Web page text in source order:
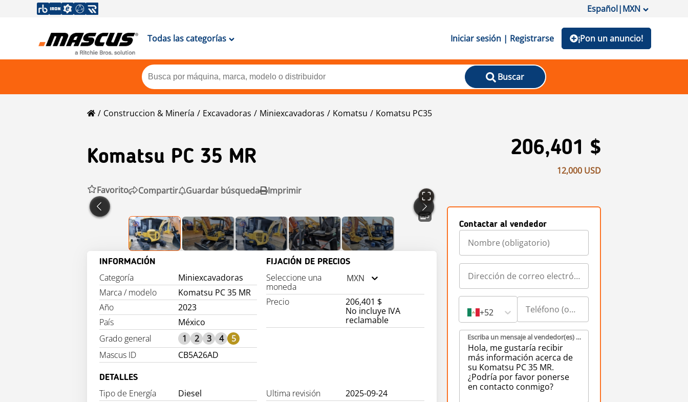
Español|MXN
Todas las categorías Iniciar sesión | Registrarse ¡Pon un anuncio!
Buscar
Construccion & Minería Excavadoras Miniexcavadoras Komatsu Komatsu PC35
Komatsu PC 35 MR 206,401 $
12,000 USD
Favorito
Compartir Guardar búsqueda Imprimir
5
INFORMACIÓN
Categoría
Miniexcavadoras
Marca / modelo
Komatsu PC 35 MR
Año
2023
País
México
Grado general
1 2 3 4
5
Mascus ID
CB5A26AD
FIJACIÓN DE PRECIOS
Seleccione una
moneda
MXN
Precio
206,401 $
No incluye IVA
reclamable
DETALLES
Tipo de Energía Diesel Ultima revisión
2025-09-24
Contactar al vendedor
+52
Escriba un mensaje al vendedor(es) (obligatorio)